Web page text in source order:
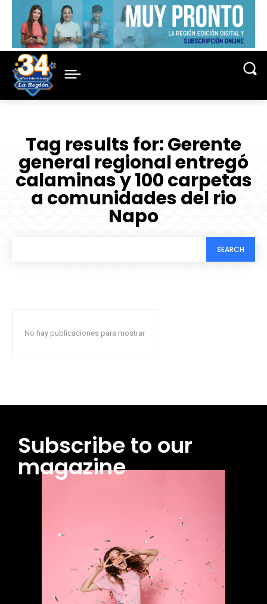
Tag results for:Gerente
general regional entregó
calaminas y 100 carpetas
a comunidades del rio
Napo
SEARCH
No hay publicaciones para mostrar
Subscribe to our
magazine